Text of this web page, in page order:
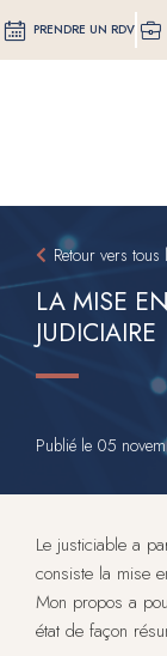
Aller
au
PRENDRE UN RDV
Retour vers tous
LA MISE
JUDICIAIRE
Publié le 05
Le justiciable a
consiste la mise
Mon propos a
état de façon